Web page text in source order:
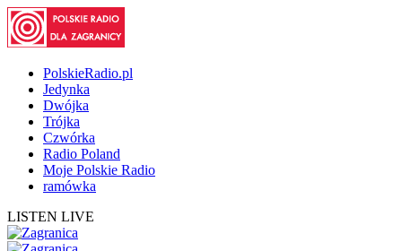
PolskieRadio.pl
Jedynka
Dwójka
Trójka
Czwórka
Radio Poland
Moje Polskie Radio
ramówka
LISTEN LIVE